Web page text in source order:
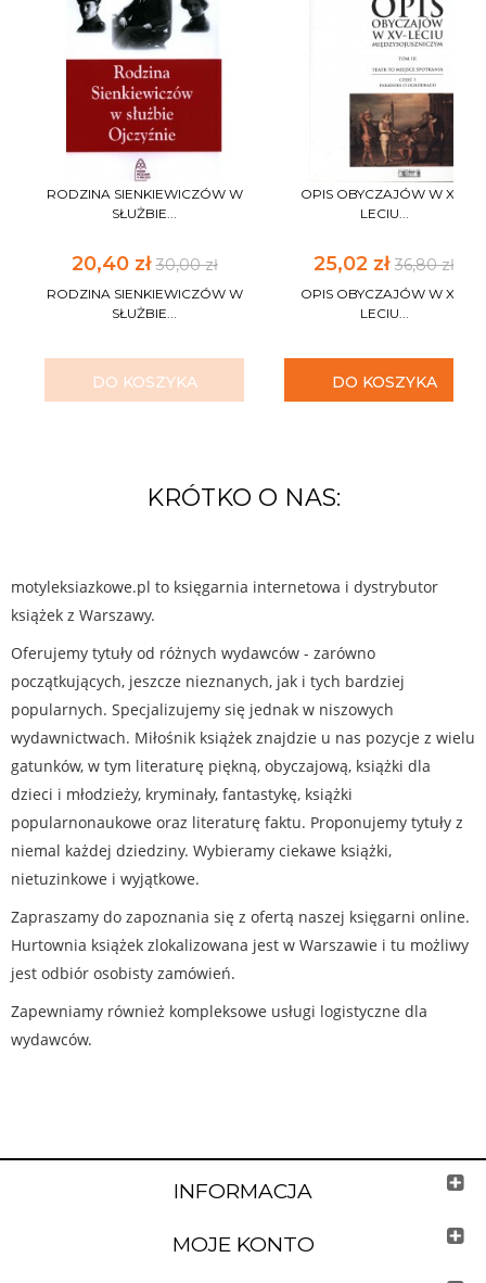
RODZINA SIENKIEWICZÓW W
SŁUŻBIE...
20,40 zł30,00 zł
RODZINA SIENKIEWICZÓW W
SŁUŻBIE...
DO KOSZYKA
OPIS OBYCZAJÓW W XV-
LECIU...
25,02 zł 36,80 zł
OPIS OBYCZAJÓW W XV-
LECIU...
DO KOSZYKA
KRÓTKO O NAS:
motyleksiazkowe.pl to księgarnia internetowa i dystrybutor
książek z Warszawy.
Oferujemy tytuły od różnych wydawców - zarówno
początkujących, jeszcze nieznanych, jak i tych bardziej
popularnych. Specjalizujemy się jednak w niszowych
wydawnictwach. Miłośnik książek znajdzie u nas pozycje z wielu
gatunków, w tym literaturę piękną, obyczajową, książki dla
dzieci i młodzieży, kryminały, fantastykę, książki
popularnonaukowe oraz literaturę faktu. Proponujemy tytuły z
niemal każdej dziedziny. Wybieramy ciekawe książki,
nietuzinkowe i wyjątkowe.
Zapraszamy do zapoznania się z ofertą naszej księgarni online.
Hurtownia książek zlokalizowana jest w Warszawie i tu możliwy
jest odbiór osobisty zamówień.
Zapewniamy również kompleksowe usługi logistyczne dla
wydawców.
INFORMACJA
MOJE KONTO